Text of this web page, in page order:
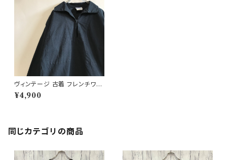
ヴィンテージ 古着 フレンチワー
ク フィッシャーマンシャツ プル
オーバー ビンテージ
¥4,900
同じカテゴリの商品